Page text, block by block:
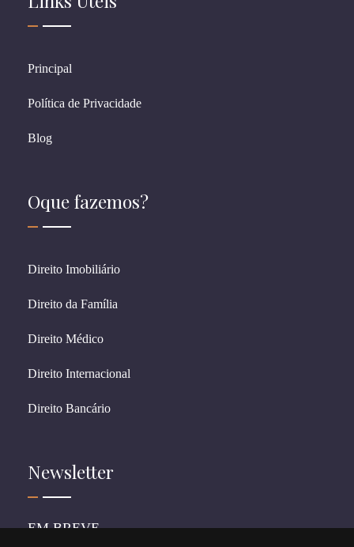
Principal
Política de Privacidade
Blog
Oque fazemos?
Direito Imobiliário
Direito da Família
Direito Médico
Direito Internacional
Direito Bancário
Newsletter
EM BREVE